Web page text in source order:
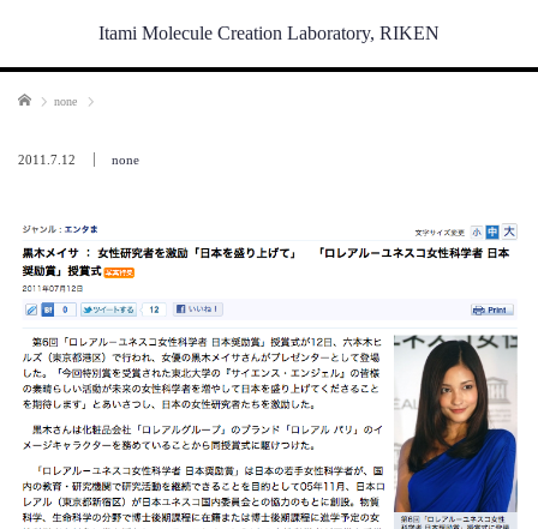
Itami Molecule Creation Laboratory, RIKEN
Home none
2011.7.12 none